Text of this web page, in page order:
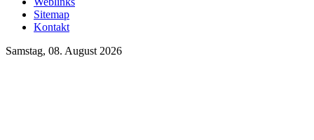
Sitemap
Kontakt
Samstag, 08. August 2026